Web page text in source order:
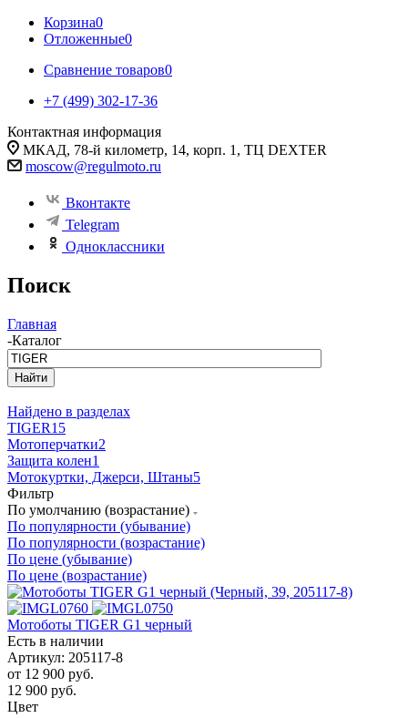
Корзина0
Отложенные0
Сравнение товаров0
+7 (499) 302-17-36
Контактная информация
МКАД, 78-й километр, 14, корп. 1, ТЦ DEXTER
moscow@regulmoto.ru
Вконтакте
Telegram
Одноклассники
Поиск
Главная
-Каталог
Найдено в разделах
TIGER15
Мотоперчатки2
Защита колен1
Мотокуртки, Джерси, Штаны5
Фильтр
По умолчанию (возрастание)
По популярности (убывание)
По популярности (возрастание)
По цене (убывание)
По цене (возрастание)
Мотоботы TIGER G1 черный
Есть в наличии
Артикул: 205117-8
от 12 900 руб.
12 900 руб.
Цвет